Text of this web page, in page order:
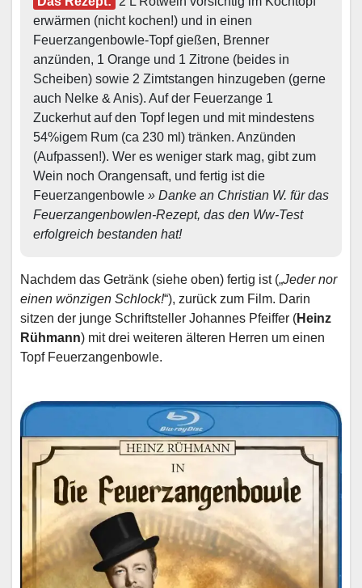
erwärmen (nicht kochen!) und in einen
Feuerzangenbowle-Topf gießen, Brenner
anzünden, 1 Orange und 1 Zitrone (beides in
Scheiben) sowie 2 Zimtstangen hinzugeben (gerne
auch Nelke & Anis). Auf der Feuerzange 1
Zuckerhut auf den Topf legen und mit mindestens
54%igem Rum (ca 230 ml) tränken. Anzünden
(Aufpassen!). Wer es weniger stark mag, gibt zum
Wein noch Orangensaft, und fertig ist die
Feuerzangenbowle » Danke an Christian W. für das
Feuerzangenbowlen-Rezept, das den Ww-Test
erfolgreich bestanden hat!
Nachdem das Getränk (siehe oben) fertig ist („Jeder nor
einen wönzigen Schlock!“), zurück zum Film. Darin
sitzen der junge Schriftsteller Johannes Pfeiffer (Heinz
Rühmann) mit drei weiteren älteren Herren um einen
Topf Feuerzangenbowle.